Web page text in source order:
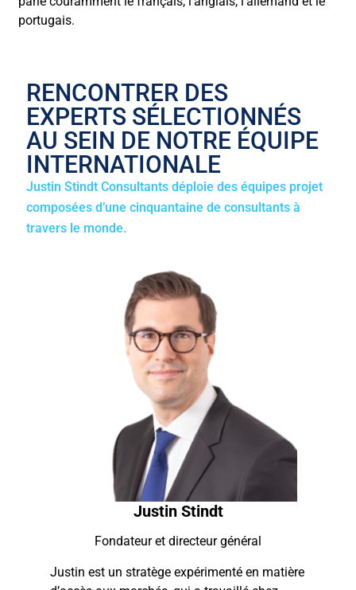
portugais.
RENCONTRER DES
EXPERTS SÉLECTIONNÉS
AU SEIN DE NOTRE ÉQUIPE
INTERNATIONALE
Justin Stindt Consultants déploie des équipes projet
composées d’une cinquantaine de consultants à
travers le monde.
Justin Stindt
Fondateur et directeur général
Justin est un stratège expérimenté en matière